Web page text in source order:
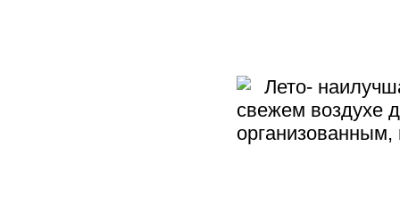
Лето-
свежем воздухе